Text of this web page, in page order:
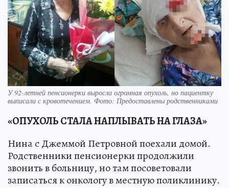
У 92-летней пенсионерки выросла огромная опухоль, но пациентку
выписали с кровотечением. Фото: Предоставлены родственниками
«ОПУХОЛЬ СТАЛА НАПЛЫВАТЬ НА ГЛАЗА»
Нина с Джеммой Петровной поехали домой.
Родственники пенсионерки продолжили
звонить в больницу, но там посоветовали
записаться к онкологу в местную поликлинику.